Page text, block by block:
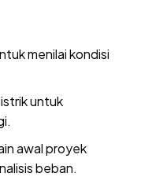
menilai kondisi
untuk
awal proyek
beban.